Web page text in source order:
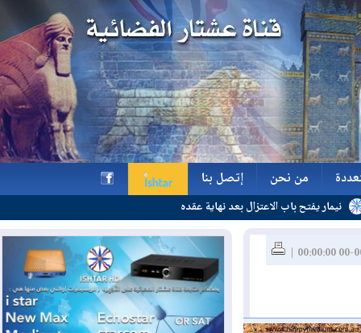
من نحن
من نحن
إتصل بنا
إتصل بنابعد نهاية عقده
h